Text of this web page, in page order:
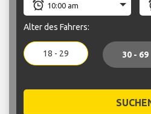
Alter des Fahrers:
18 - 29 30 - 69